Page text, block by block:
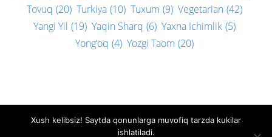
Tovuq (20) Turkiya (10) Tuxum (9) Vegetarian (42)
Yangi Yil (19) Yaqin Sharq (6) Yaxna Ichimlik (5)
Yong‘oq (4) Yozgi Taom (20)
Biz bilan bog'lanish Privacy policy
Xush kelibsiz! Saytda qonunlarga muvofiq tarzda kukilar
ishlatiladi.